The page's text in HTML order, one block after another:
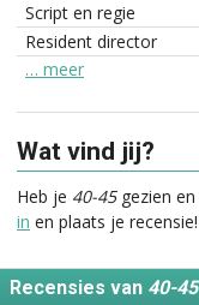
Script en regie
Resident director
… meer
Wat vind jij?
Heb je 40-45gezien en
in en plaats je recensie!
Recensies van 40-45